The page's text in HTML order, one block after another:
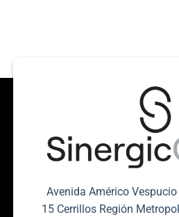
Avenida Américo
15 Cerrillos Región